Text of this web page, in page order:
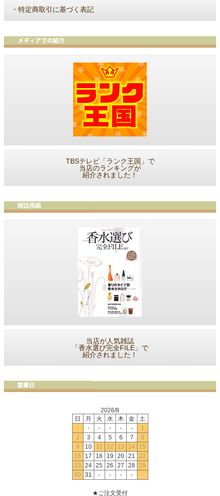
・ 特定商取引に基づく表記
TBSテレビ「ランク王国」で
当店のランキングが
紹介されました！
当店が人気雑誌
「香水選び完全FILE」で
紹介されました！
2026/8
日
月 火 水 木 金
土
-
- - - - -
1
2
3 4 5 6 7
8
9
10 11 12 13 14
15
16
17 18 19 20 21
22
23
24 25 26 27 28
29
30
31 - - - - -
★ご注文受付